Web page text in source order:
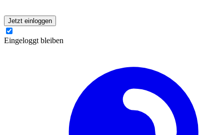
Jetzt einloggen
Eingeloggt bleiben